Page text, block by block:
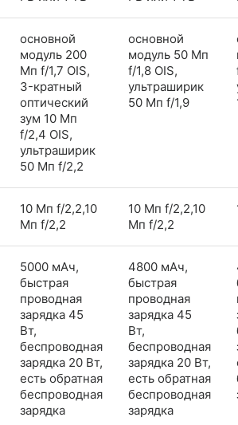
основной
модуль 200
Мп f/1,7 OIS,
3-кратный
оптический
зум 10 Мп
f/2,4 OIS,
ультраширик
50 Мп f/2,2
основной
модуль 50 Мп
f/1,8 OIS,
ультраширик
50 Мп f/1,9
10 Мп f/2,2,10
Мп f/2,2
10 Мп f/2,2,10
Мп f/2,2
5000 мАч,
быстрая
проводная
зарядка 45
Вт,
беспроводная
зарядка 20 Вт,
есть обратная
беспроводная
зарядка
4800 мАч,
быстрая
проводная
зарядка 45
Вт,
беспроводная
зарядка 20 Вт,
есть обратная
беспроводная
зарядка